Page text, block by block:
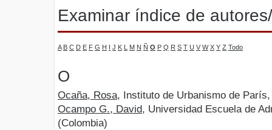
Examinar índice de
A B C D E F G H I J K L M N Ñ O P Q R S T U V W X Y Z Todo
O
Ocaña, Rosa, Instituto de Urbanismo de
Ocampo G., David, Universidad Escuela de
(Colombia)